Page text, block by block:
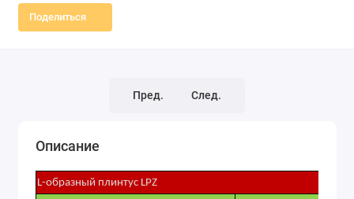
Поделиться
Пред. След.
Описание
L-образный плинтус LPZ